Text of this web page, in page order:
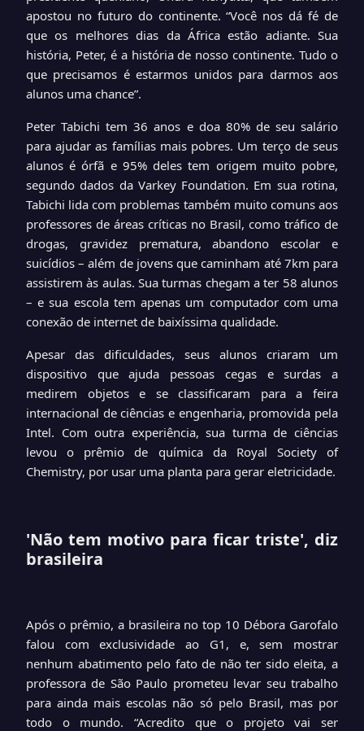
apostou no futuro do continente. “Você nos dá fé de
que os melhores dias da África estão adiante. Sua
história, Peter, é a história de nosso continente. Tudo o
que precisamos é estarmos unidos para darmos aos
alunos uma chance”.
Peter Tabichi tem 36 anos e doa 80% de seu salário
para ajudar as famílias mais pobres. Um terço de seus
alunos é órfã e 95% deles tem origem muito pobre,
segundo dados da Varkey Foundation. Em sua rotina,
Tabichi lida com problemas também muito comuns aos
professores de áreas críticas no Brasil, como tráfico de
drogas, gravidez prematura, abandono escolar e
suicídios – além de jovens que caminham até 7km para
assistirem às aulas. Sua turmas chegam a ter 58 alunos
– e sua escola tem apenas um computador com uma
conexão de internet de baixíssima qualidade.
Apesar das dificuldades, seus alunos criaram um
dispositivo que ajuda pessoas cegas e surdas a
medirem objetos e se classificaram para a feira
internacional de ciências e engenharia, promovida pela
Intel. Com outra experiência, sua turma de ciências
levou o prêmio de química da Royal Society of
Chemistry, por usar uma planta para gerar eletricidade.
'Não tem motivo para ficar triste', diz
brasileira
Após o prêmio, a brasileira no top 10 Débora Garofalo
falou com exclusividade ao G1, e, sem mostrar
nenhum abatimento pelo fato de não ter sido eleita, a
professora de São Paulo prometeu levar seu trabalho
para ainda mais escolas não só pelo Brasil, mas por
todo o mundo. “Acredito que o projeto vai ser